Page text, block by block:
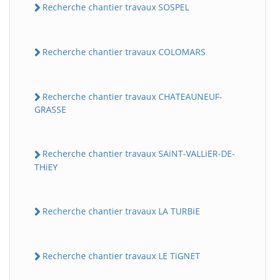
Recherche chantier travaux SOSPEL
Recherche chantier travaux COLOMARS
Recherche chantier travaux CHATEAUNEUF-
GRASSE
Recherche chantier travaux SAiNT-VALLiER-DE-
THiEY
Recherche chantier travaux LA TURBiE
Recherche chantier travaux LE TiGNET